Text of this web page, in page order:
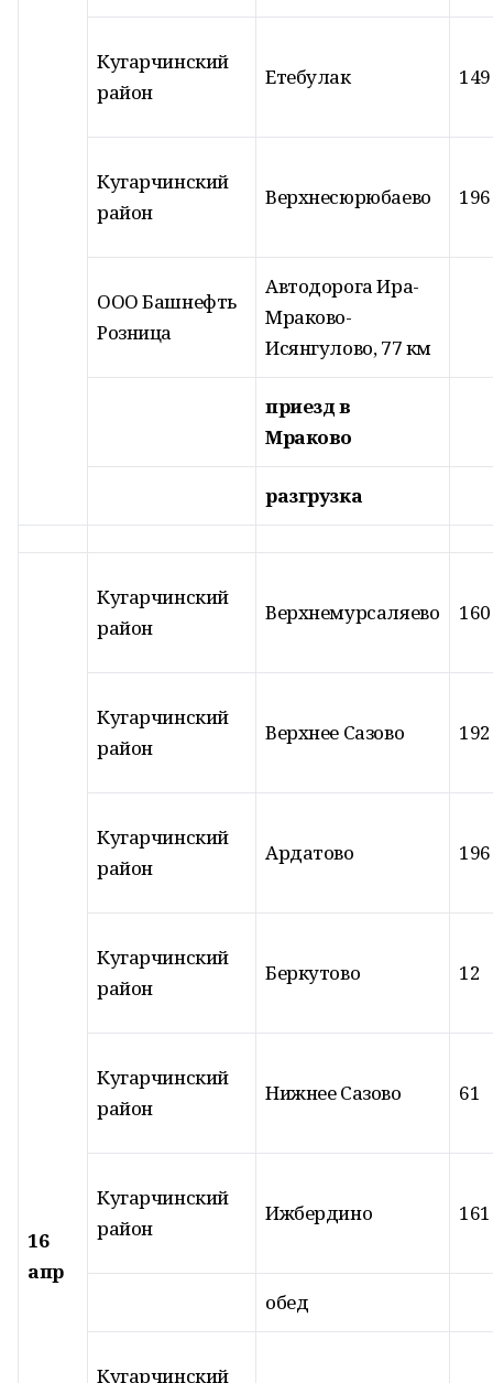
Кугарчинский
район
Етебулак 149
Кугарчинский
район
Верхнесюрюбаево 196
ООО Башнефть
Розница
Автодорога Ира-
Мраково-
Исянгулово, 77 км
приезд в
Мраково
разгрузка
16
апр
Кугарчинский
район
Верхнемурсаляево 160
Кугарчинский
район
Верхнее Сазово 192
Кугарчинский
район
Ардатово 196
Кугарчинский
район
Беркутово 12
Кугарчинский
район
Нижнее Сазово 61
Кугарчинский
район
Ижбердино 161
обед
Кугарчинский